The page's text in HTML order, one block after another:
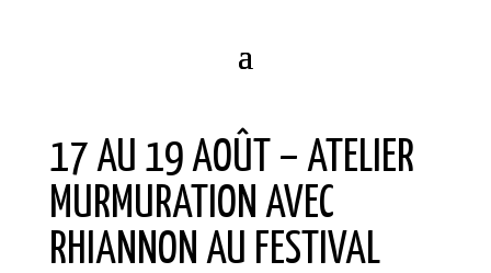
17 AU 19 AOÛT – ATELIER
MURMURATION AVEC
RHIANNON AU FESTIVAL